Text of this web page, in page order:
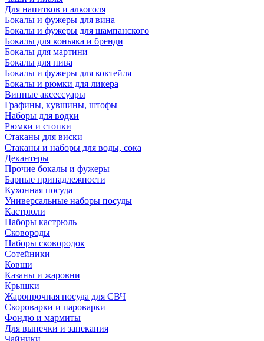
Для напитков и алкоголя
Бокалы и фужеры для вина
Бокалы и фужеры для шампанского
Бокалы для коньяка и бренди
Бокалы для мартини
Бокалы для пива
Бокалы и фужеры для коктейля
Бокалы и рюмки для ликера
Винные аксессуары
Графины, кувшины, штофы
Наборы для водки
Рюмки и стопки
Стаканы для виски
Стаканы и наборы для воды, сока
Декантеры
Прочие бокалы и фужеры
Барные принадлежности
Кухонная посуда
Универсальные наборы посуды
Кастрюли
Наборы кастрюль
Сковороды
Наборы сковородок
Сотейники
Ковши
Казаны и жаровни
Крышки
Жаропрочная посуда для СВЧ
Скороварки и пароварки
Фондю и мармиты
Для выпечки и запекания